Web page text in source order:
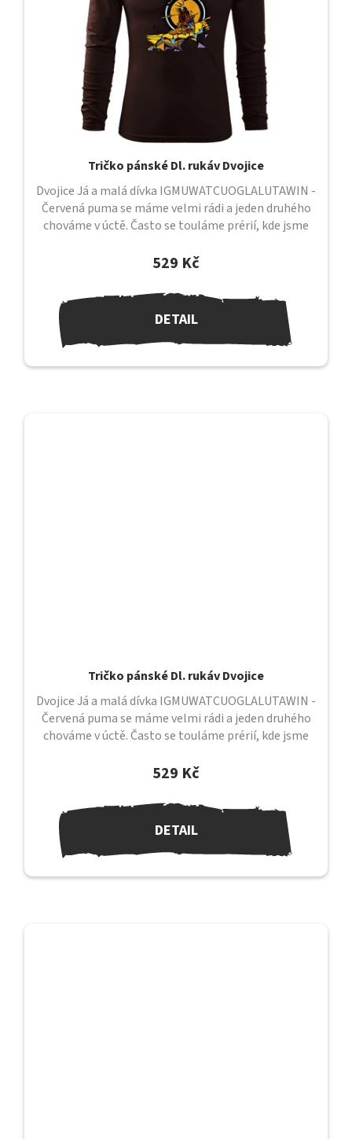
Tričko pánské Dl. rukáv Dvojice
529 Kč
DETAIL
Dvojice Já a malá dívka IGMUWATCUOGLALUTAWIN -
Červená puma se máme velmi rádi a jeden druhého
chováme v úctě. Často se touláme prérií, kde jsme
Tričko pánské Dl. rukáv Dvojice
529 Kč
DETAIL
Dvojice Já a malá dívka IGMUWATCUOGLALUTAWIN -
Červená puma se máme velmi rádi a jeden druhého
chováme v úctě. Často se touláme prérií, kde jsme